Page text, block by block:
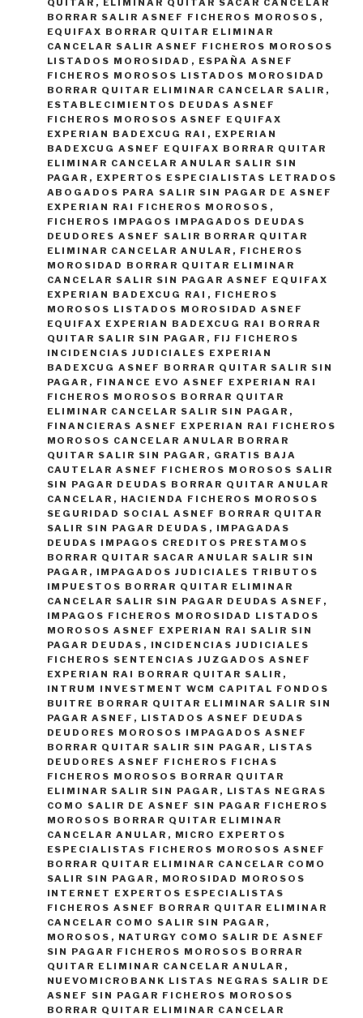
QUITAR ,
ELIMINAR QUITAR SACAR CANCELAR
BORRAR SALIR ASNEF FICHEROS MOROSOS ,
EQUIFAX BORRAR QUITAR ELIMINAR
CANCELAR SALIR ASNEF FICHEROS MOROSOS
LISTADOS MOROSIDAD , ESPAÑA ASNEF
FICHEROS MOROSOS LISTADOS MOROSIDAD
BORRAR QUITAR ELIMINAR CANCELAR SALIR ,
ESTABLECIMIENTOS DEUDAS ASNEF
FICHEROS MOROSOS ASNEF EQUIFAX
EXPERIAN BADEXCUG RAI , EXPERIAN
BADEXCUG ASNEF EQUIFAX BORRAR QUITAR
ELIMINAR CANCELAR ANULAR SALIR SIN
PAGAR , EXPERTOS ESPECIALISTAS LETRADOS
ABOGADOS PARA SALIR SIN PAGAR DE ASNEF
EXPERIAN RAI FICHEROS MOROSOS ,
FICHEROS IMPAGOS IMPAGADOS DEUDAS
DEUDORES ASNEF SALIR BORRAR QUITAR
ELIMINAR CANCELAR ANULAR , FICHEROS
MOROSIDAD BORRAR QUITAR ELIMINAR
CANCELAR SALIR SIN PAGAR ASNEF EQUIFAX
EXPERIAN BADEXCUG RAI , FICHEROS
MOROSOS LISTADOS MOROSIDAD ASNEF
EQUIFAX EXPERIAN BADEXCUG RAI BORRAR
QUITAR SALIR SIN PAGAR , FIJ FICHEROS
INCIDENCIAS JUDICIALES EXPERIAN
BADEXCUG ASNEF BORRAR QUITAR SALIR SIN
PAGAR , FINANCE EVO ASNEF EXPERIAN RAI
FICHEROS MOROSOS BORRAR QUITAR
ELIMINAR CANCELAR SALIR SIN PAGAR ,
FINANCIERAS ASNEF EXPERIAN RAI FICHEROS
MOROSOS CANCELAR ANULAR BORRAR
QUITAR SALIR SIN PAGAR , GRATIS BAJA
CAUTELAR ASNEF FICHEROS MOROSOS SALIR
SIN PAGAR DEUDAS BORRAR QUITAR ANULAR
CANCELAR , HACIENDA FICHEROS MOROSOS
SEGURIDAD SOCIAL ASNEF BORRAR QUITAR
SALIR SIN PAGAR DEUDAS , IMPAGADAS
DEUDAS IMPAGOS CREDITOS PRESTAMOS
BORRAR QUITAR SACAR ANULAR SALIR SIN
PAGAR , IMPAGADOS JUDICIALES TRIBUTOS
IMPUESTOS BORRAR QUITAR ELIMINAR
CANCELAR SALIR SIN PAGAR DEUDAS ASNEF ,
IMPAGOS FICHEROS MOROSIDAD LISTADOS
MOROSOS ASNEF EXPERIAN RAI SALIR SIN
PAGAR DEUDAS , INCIDENCIAS JUDICIALES
FICHEROS SENTENCIAS JUZGADOS ASNEF
EXPERIAN RAI BORRAR QUITAR SALIR ,
INTRUM INVESTMENT WCM CAPITAL FONDOS
BUITRE BORRAR QUITAR ELIMINAR SALIR SIN
PAGAR ASNEF , LISTADOS ASNEF DEUDAS
DEUDORES MOROSOS IMPAGADOS ASNEF
BORRAR QUITAR SALIR SIN PAGAR , LISTAS
DEUDORES ASNEF FICHEROS FICHAS
FICHEROS MOROSOS BORRAR QUITAR
ELIMINAR SALIR SIN PAGAR , LISTAS NEGRAS
COMO SALIR DE ASNEF SIN PAGAR FICHEROS
MOROSOS BORRAR QUITAR ELIMINAR
CANCELAR ANULAR , MICRO EXPERTOS
ESPECIALISTAS FICHEROS MOROSOS ASNEF
BORRAR QUITAR ELIMINAR CANCELAR COMO
SALIR SIN PAGAR , MOROSIDAD MOROSOS
INTERNET EXPERTOS ESPECIALISTAS
FICHEROS ASNEF BORRAR QUITAR ELIMINAR
CANCELAR COMO SALIR SIN PAGAR ,
MOROSOS , NATURGY COMO SALIR DE ASNEF
SIN PAGAR FICHEROS MOROSOS BORRAR
QUITAR ELIMINAR CANCELAR ANULAR ,
NUEVOMICROBANK LISTAS NEGRAS SALIR DE
ASNEF SIN PAGAR FICHEROS MOROSOS
BORRAR QUITAR ELIMINAR CANCELAR